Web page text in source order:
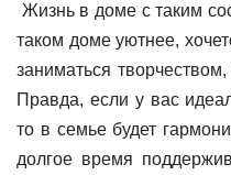
Жизнь в доме с таким
таком доме уютнее,
заниматься
Правда, если у вас
то в семье будет
долгое время